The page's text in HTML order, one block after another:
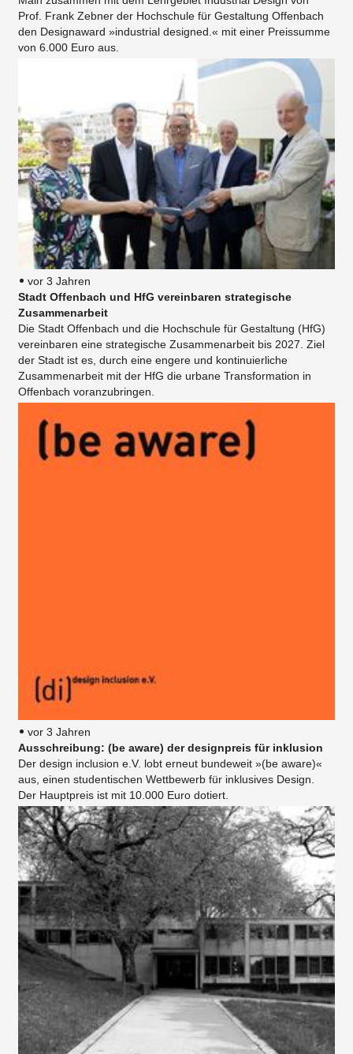
Prof. Frank Zebner der Hochschule für Gestaltung Offenbach
den Designaward »industrial designed.« mit einer Preissumme
von 6.000 Euro aus.
vor 3 Jahren
Stadt Offenbach und HfG vereinbaren strategische
Zusammenarbeit
Die Stadt Offenbach und die Hochschule für Gestaltung (HfG)
vereinbaren eine strategische Zusammenarbeit bis 2027. Ziel
der Stadt ist es, durch eine engere und kontinuierliche
Zusammenarbeit mit der HfG die urbane Transformation in
Offenbach voranzubringen.
vor 3 Jahren
Ausschreibung: (be aware) der designpreis für inklusion
Der design inclusion e.V. lobt erneut bundeweit »(be aware)«
aus, einen studentischen Wettbewerb für inklusives Design.
Der Hauptpreis ist mit 10.000 Euro dotiert.